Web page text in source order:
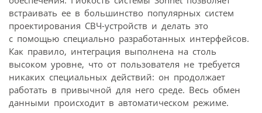
встраивать ее в большинство популярных систем
проектирования СВЧ-устройств и делать это
с помощью специально разработанных интерфейсов.
Как правило, интеграция выполнена на столь
высоком уровне, что от пользователя не требуется
никаких специальных действий: он продолжает
работать в привычной для него среде. Весь обмен
данными происходит в автоматическом режиме.